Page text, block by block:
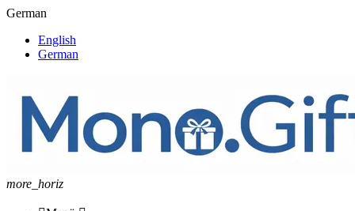
German
English
German
more_horiz